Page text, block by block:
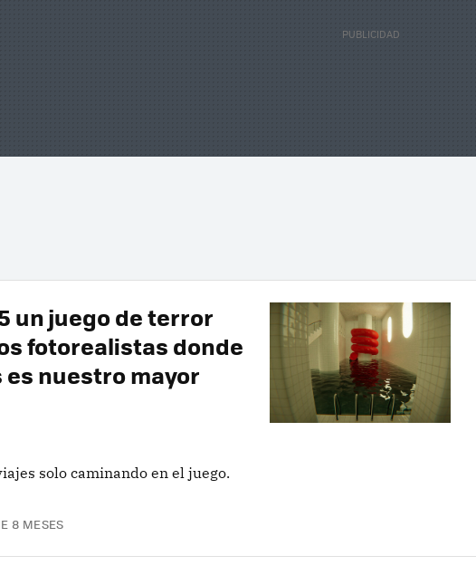
un juego de terror
fotorealistas donde
nuestro mayor
solo caminando en el juego.
8 MESES